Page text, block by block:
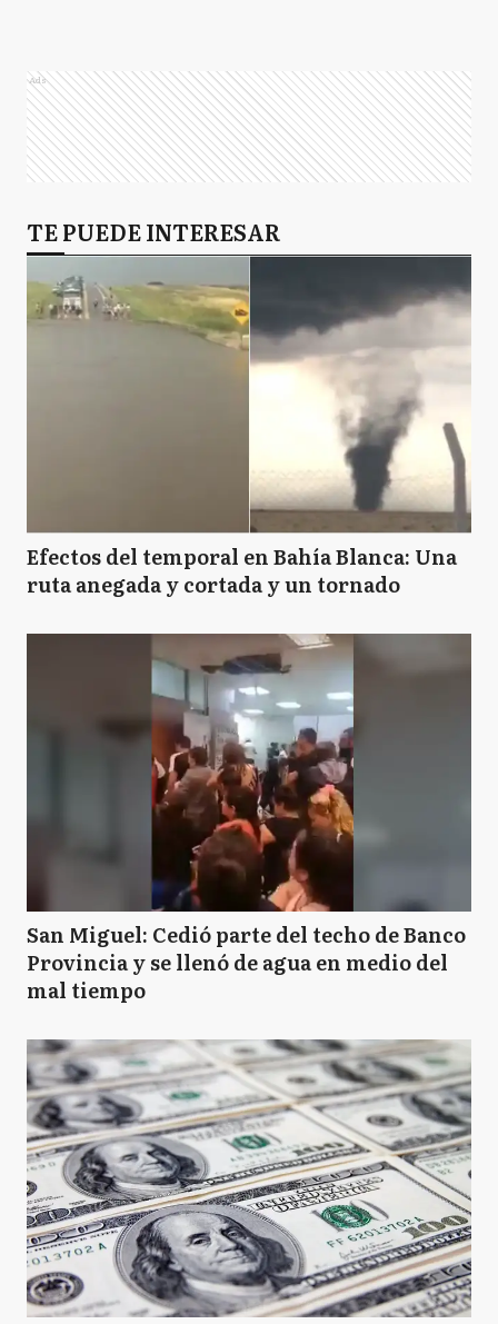
Ads
TE PUEDE INTERESAR
Efectos del temporal en Bahía Blanca: Una
ruta anegada y cortada y un tornado
San Miguel: Cedió parte del techo de Banco
Provincia y se llenó de agua en medio del
mal tiempo